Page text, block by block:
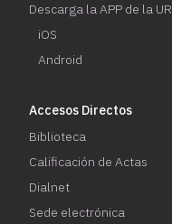
Descarga la APP de la UR
iOS
Android
Accesos Directos
Biblioteca
Calificación de Actas
Dialnet
Sede electrónica